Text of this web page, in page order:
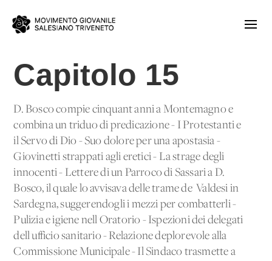
Capitolo 15
D. Bosco compie cinquant'anni a Montemagno e
combina un triduo di predicazione - I Protestanti e
il Servo di Dio - Suo dolore per una apostasia -
Giovinetti strappati agli eretici - La strage degli
innocenti - Lettere di un Parroco di Sassari a D.
Bosco, il quale lo avvisava delle trame de' Valdesi in
Sardegna, suggerendogli i mezzi per combatterli -
Pulizia e igiene nell'Oratorio - Ispezioni dei delegati
dell'ufficio sanitario - Relazione deplorevole alla
Commissione Municipale - Il Sindaco trasmette a